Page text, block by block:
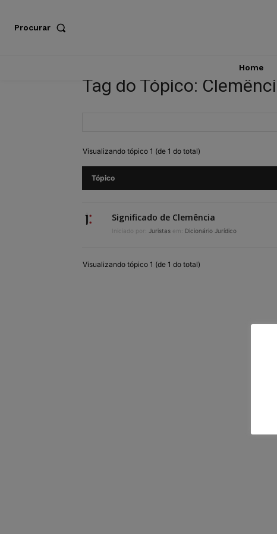
Procurar
Home
Tag do Tópico:
Visualizando tópico 1 (de 1 do total)
Tópico
Significado de Clemência
Iniciado por: Juristas em: Dicionário Jurídico
Visualizando tópico 1 (de 1 do total)